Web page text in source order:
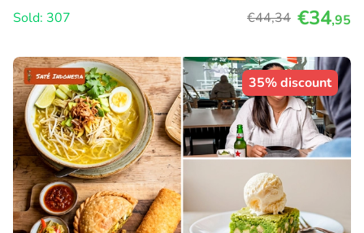
Sold: 307
€44,34 €34,95
35% discount